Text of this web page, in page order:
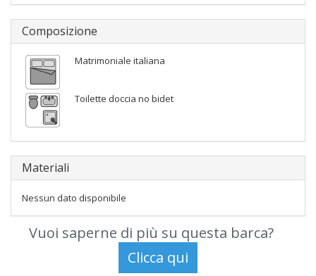
Composizione
Matrimoniale italiana
Toilette doccia no bidet
Materiali
Nessun dato disponibile
Vuoi saperne di più su questa barca?